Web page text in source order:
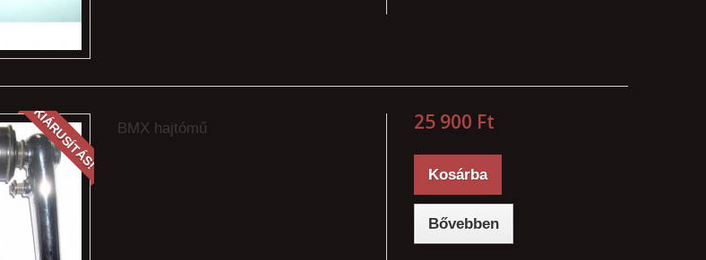
KIÁRUSÍTÁS! BMX hajtómű 25 900 Ft‎
Kosárba
Bővebben